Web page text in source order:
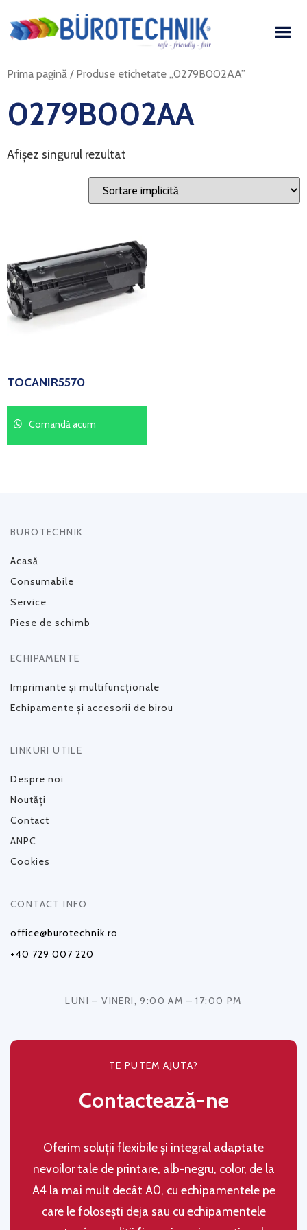
Prima pagină / Produse etichetate „0279B002AA”
0279B002AA
Afișez singurul rezultat
TOCANIR5570
Comandă acum
BUROTECHNIK
Acasă
Consumabile
Service
Piese de schimb
ECHIPAMENTE
Imprimante și multifuncționale
Echipamente și accesorii de birou
LINKURI UTILE
Despre noi
Noutăți
Contact
ANPC
Cookies
CONTACT INFO
office@burotechnik.ro
+40 729 007 220
LUNI – VINERI, 9:00 AM – 17:00 PM
TE PUTEM AJUTA?
Contactează-ne
Oferim soluţii flexibile şi integral adaptate
nevoilor tale de printare, alb-negru, color, de la
A4 la mai mult decât A0, cu echipamentele pe
care le folosești deja sau cu echipamentele